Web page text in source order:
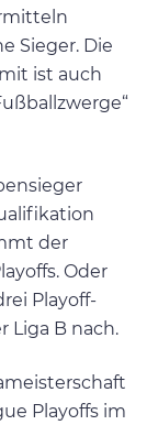
Sieger. Die
ist auch
der
Oder
Playoff-
Liga B nach.
Playoffs im